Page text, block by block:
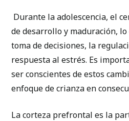
Durante la adolescencia, el
de desarrollo y maduración,
toma de decisiones, la
respuesta al estrés. Es
ser conscientes de estos
enfoque de crianza en
La corteza prefrontal es la